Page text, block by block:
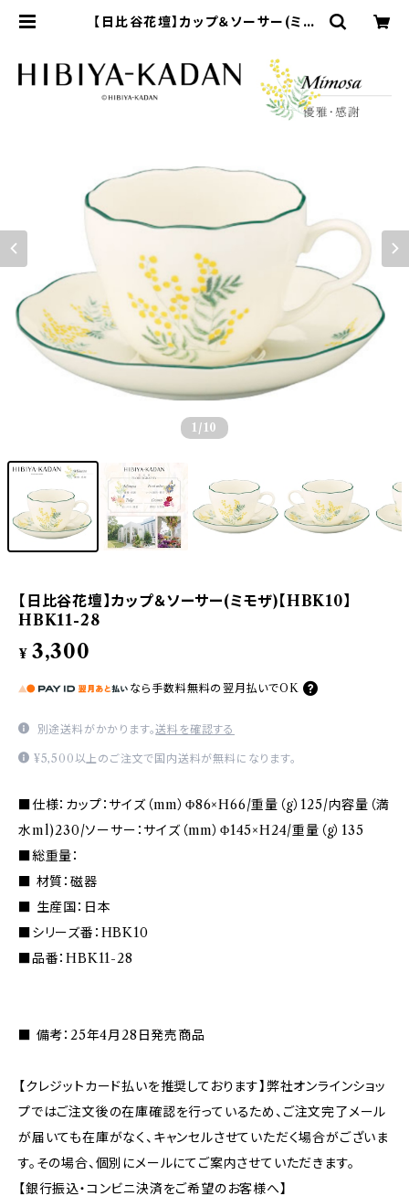
【日比谷花壇】カップ＆ソーサー(ミモ
オンラインショップ
1 /10
【日比谷花壇】カップ＆ソーサー(ミモザ)【HBK10】
HBK11-28
¥ 3,300
なら 手数料無料の 翌月払いでOK
別途送料がかかります。送料を確認する
¥5,500以上のご注文で国内送料が無料になります。
■仕様：カップ：サイズ（mm）Φ86×H66/重量（g）125/内容量（満
水ml)230/ソーサー：サイズ（mm）Φ145×H24/重量（g）135
■総重量：
■ 材質：磁器
■ 生産国：日本
■シリーズ番：HBK10
■品番：HBK11-28
■ 備考：25年4月28日発売商品
【クレジットカード払いを推奨しております】弊社オンラインショッ
プではご注文後の在庫確認を行っているため、ご注文完了メール
が届いても在庫がなく、キャンセルさせていただく場合がございま
す。その場合、個別にメールにてご案内させていただきます。
【銀行振込・コンビニ決済をご希望のお客様へ】